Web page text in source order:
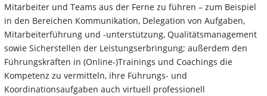
Mitarbeiter und Teams aus der Ferne zu führen – zum Beispiel
in den Bereichen Kommunikation, Delegation von Aufgaben,
Mitarbeiterführung und -unterstützung, Qualitätsmanagement
sowie Sicherstellen der Leistungserbringung; außerdem den
Führungskräften in (Online-)Trainings und Coachings die
Kompetenz zu vermitteln, ihre Führungs- und
Koordinationsaufgaben auch virtuell professionell